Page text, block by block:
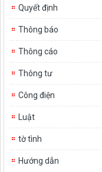
Quyết định
Thông báo
Thông cáo
Thông tư
Công điện
Luật
tờ tình
Hướng dẫn